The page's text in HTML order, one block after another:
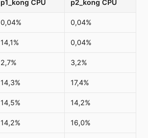
p1_kong CPU p2_kong CPU
0,04% 0,04%
14,1% 0,04%
2,7% 3,2%
14,3% 17,4%
14,5% 14,2%
14,2% 16,0%